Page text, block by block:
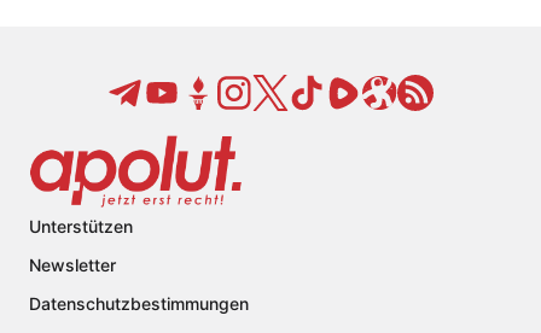
Unterstützen
Newsletter
Datenschutzbestimmungen